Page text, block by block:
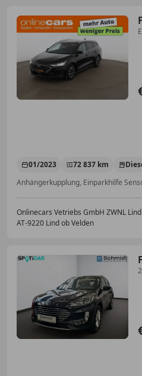
01/2023 72 837 km
Onlinecars Vetriebs GmbH ZWNL
AT-9220 Lind ob Velden